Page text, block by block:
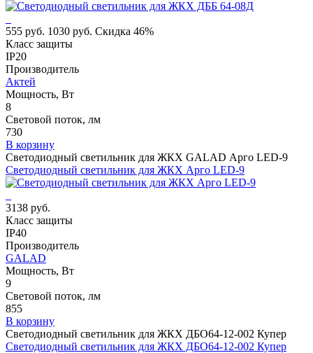
555 руб. 1030 руб. Скидка 46%
Класс защиты
IP20
Производитель
Актей
Мощность, Вт
8
Световой поток, лм
730
В корзину
Светодиодный светильник для ЖКХ GALAD Арго LED-9
Светодиодный светильник для ЖКХ Арго LED-9
3138 руб.
Класс защиты
IP40
Производитель
GALAD
Мощность, Вт
9
Световой поток, лм
855
В корзину
Светодиодный светильник для ЖКХ ДБО64-12-002 Купер
Светодиодный светильник для ЖКХ ДБО64-12-002 Купер